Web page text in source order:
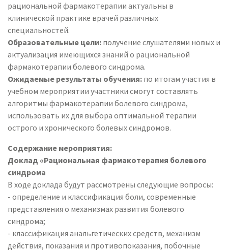
рациональной фармакотерапии актуальны в
клинической практике врачей различных
специальностей.
Образовательные цели: получение слушателями новых и
актуализация имеющихся знаний о рациональной
фармакотерапии болевого синдрома.
Ожидаемые результаты обучения: по итогам участия в
учебном мероприятии участники смогут составлять
алгоритмы фармакотерапии болевого синдрома,
использовать их для выбора оптимальной терапии
острого и хронического болевых синдромов.
Содержание мероприятия:
Доклад «Рациональная фармакотерапия болевого
синдрома
В ходе доклада будут рассмотрены следующие вопросы:
- определение и классификация боли, современные
представления о механизмах развития болевого
синдрома;
- классификация анальгетических средств, механизм
действия, показания и противопоказания, побочные